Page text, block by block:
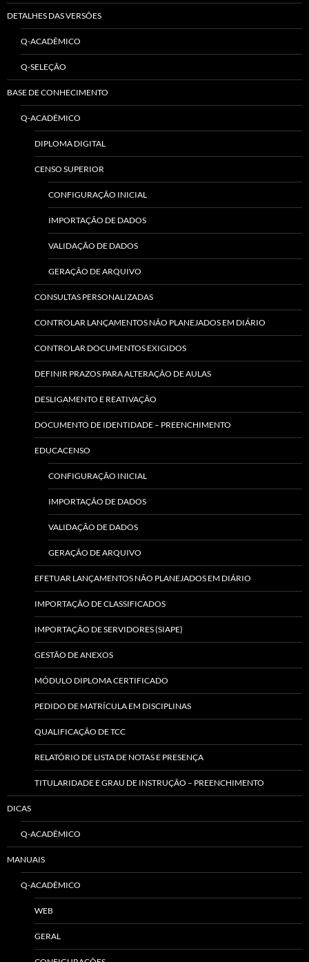
DETALHES DAS VERSÕES
Q-ACADÊMICO
Q-SELEÇÃO
BASE DE CONHECIMENTO
Q-ACADÊMICO
DIPLOMA DIGITAL
CENSO SUPERIOR
CONFIGURAÇÃO INICIAL
IMPORTAÇÃO DE DADOS
VALIDAÇÃO DE DADOS
GERAÇÃO DE ARQUIVO
CONSULTAS PERSONALIZADAS
CONTROLAR LANÇAMENTOS NÃO PLANEJADOS EM DIÁRIO
CONTROLAR DOCUMENTOS EXIGIDOS
DEFINIR PRAZOS PARA ALTERAÇÃO DE AULAS
DESLIGAMENTO E REATIVAÇÃO
DOCUMENTO DE IDENTIDADE – PREENCHIMENTO
EDUCACENSO
CONFIGURAÇÃO INICIAL
IMPORTAÇÃO DE DADOS
VALIDAÇÃO DE DADOS
GERAÇÃO DE ARQUIVO
EFETUAR LANÇAMENTOS NÃO PLANEJADOS EM DIÁRIO
IMPORTAÇÃO DE CLASSIFICADOS
IMPORTAÇÃO DE SERVIDORES (SIAPE)
GESTÃO DE ANEXOS
MÓDULO DIPLOMA CERTIFICADO
PEDIDO DE MATRÍCULA EM DISCIPLINAS
QUALIFICAÇÃO DE TCC
RELATÓRIO DE LISTA DE NOTAS E PRESENÇA
TITULARIDADE E GRAU DE INSTRUÇÃO – PREENCHIMENTO
DICAS
Q-ACADÊMICO
MANUAIS
Q-ACADÊMICO
WEB
GERAL